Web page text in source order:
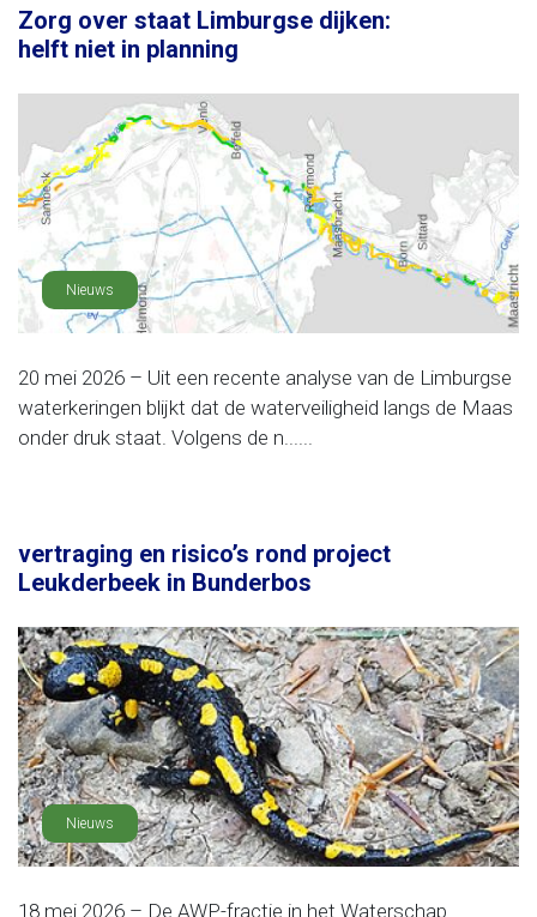
Zorg over staat Limburgse dijken:
helft niet in planning
Nieuws
20 mei 2026 – Uit een recente analyse van de Limburgse
waterkeringen blijkt dat de waterveiligheid langs de Maas
onder druk staat. Volgens de n......
vertraging en risico’s rond project
Leukderbeek in Bunderbos
Nieuws
18 mei 2026 – De AWP-fractie in het Waterschap